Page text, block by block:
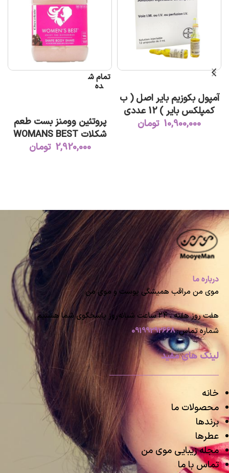
آمپول بکوزیم بایر اصل ( ب
کمپلکس بایر ) 12 عددی
10,900,000 تومان
تمام ش
ده
پروتئین وومنز بست طعم
شکلات WOMANS BEST
2,920,000 تومان
درباره ما
موی من مراقب همیشگی پوست و موی من
هفت روز هفته ، ۲۴ ساعت شبانه‌روز پاسخگوی شما هستیم
شماره تماس:09199292668
لینک های مفید
خانه
محصولات ما
برندها
عطرها
مجله زیبایی موی من
تماس با ما